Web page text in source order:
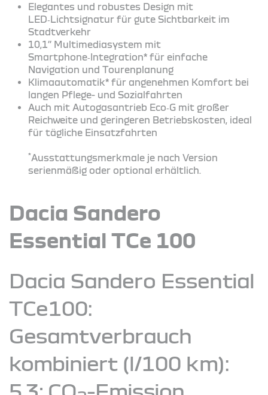
Elegantes und robustes Design mit
LED‑Lichtsignatur für gute Sichtbarkeit im
Stadtverkehr
10,1’’ Multimediasystem mit
Smartphone‑Integration* für einfache
Navigation und Tourenplanung
Klimaautomatik* für angenehmen Komfort bei
langen Pflege- und Sozialfahrten
Auch mit Autogasantrieb Eco‑G mit großer
Reichweite und geringeren Betriebskosten, ideal
für tägliche Einsatzfahrten
*Ausstattungsmerkmale je nach Version
serienmäßig oder optional erhältlich.
Dacia Sandero
Essential TCe 100
Dacia Sandero Essential
TCe100:
Gesamtverbrauch
kombiniert (l/100 km):